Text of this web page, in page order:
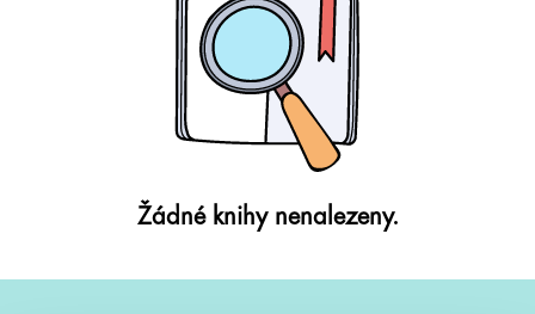
Žádné knihy nenalezeny.